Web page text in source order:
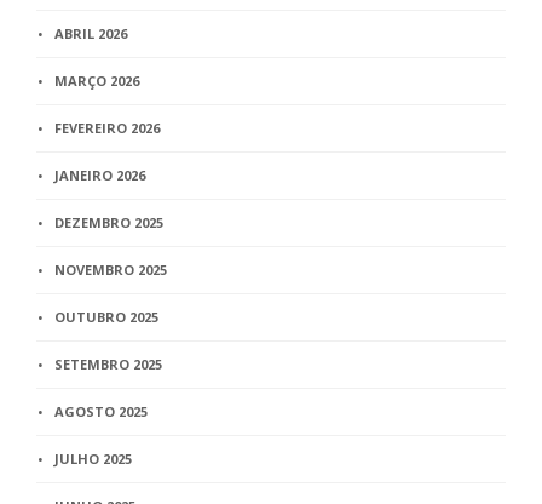
ABRIL 2026
MARÇO 2026
FEVEREIRO 2026
JANEIRO 2026
DEZEMBRO 2025
NOVEMBRO 2025
OUTUBRO 2025
SETEMBRO 2025
AGOSTO 2025
JULHO 2025